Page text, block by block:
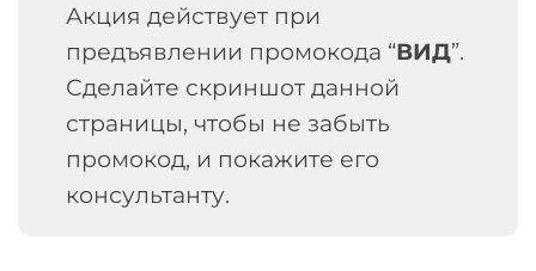
Акция действует при
предъявлении промокода “ВИД”.
Сделайте скриншот данной
страницы, чтобы не забыть
промокод, и покажите его
консультанту.